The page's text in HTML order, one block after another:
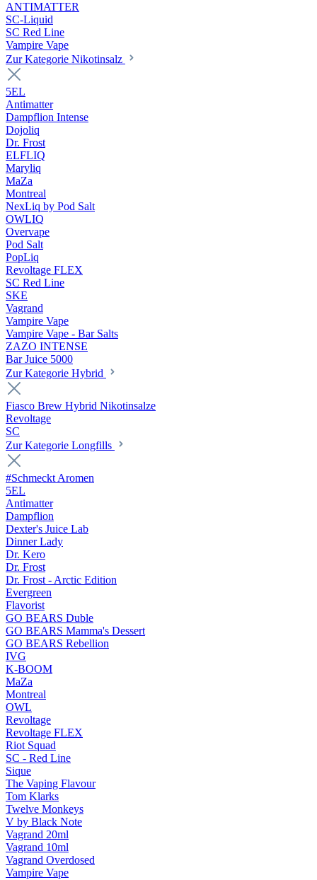
ANTIMATTER
SC-Liquid
SC Red Line
Vampire Vape
Zur Kategorie Nikotinsalz
5EL
Antimatter
Dampflion Intense
Dojoliq
Dr. Frost
ELFLIQ
Maryliq
MaZa
Montreal
NexLiq by Pod Salt
OWLIQ
Overvape
Pod Salt
PopLiq
Revoltage FLEX
SC Red Line
SKE
Vagrand
Vampire Vape
Vampire Vape - Bar Salts
ZAZO INTENSE
Bar Juice 5000
Zur Kategorie Hybrid
Fiasco Brew Hybrid Nikotinsalze
Revoltage
SC
Zur Kategorie Longfills
#Schmeckt Aromen
5EL
Antimatter
Dampflion
Dexter's Juice Lab
Dinner Lady
Dr. Kero
Dr. Frost
Dr. Frost - Arctic Edition
Evergreen
Flavorist
GO BEARS Duble
GO BEARS Mamma's Dessert
GO BEARS Rebellion
IVG
K-BOOM
MaZa
Montreal
OWL
Revoltage
Revoltage FLEX
Riot Squad
SC - Red Line
Sique
The Vaping Flavour
Tom Klarks
Twelve Monkeys
V by Black Note
Vagrand 20ml
Vagrand 10ml
Vagrand Overdosed
Vampire Vape